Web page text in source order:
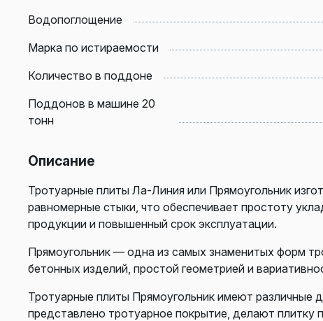
Водопоглощение
Марка по истираемости
Количество в поддоне
Поддонов в машине 20
тонн
Описание
Тротуарные плиты Ла-Линия или Прямоугольник
равномерные стыки, что обеспечивает простоту
продукции и повышенный срок эксплуатации.
Прямоугольник — одна из самых знаменитых форм
бетонных изделий, простой геометрией и
Тротуарные плиты Прямоугольник имеют различные
представлено тротуарное покрытие, делают